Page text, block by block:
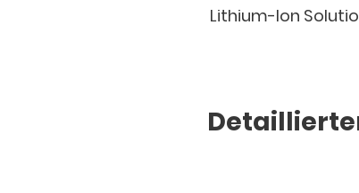
Lithium-Ion